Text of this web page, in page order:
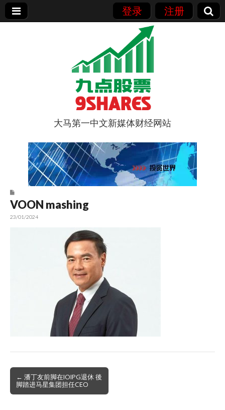
登录 注册
9点股票
大马第一中文新媒体财经网站
VOON mashing
23/01/2024
Post
navigation
← 潘丁友前脚在IOIPG退休 後
脚踏进马星集团担任CEO